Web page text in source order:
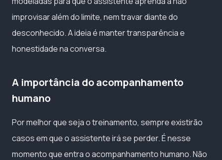
improvisar além do limite, nem travar diante do
desconhecido. A ideia é manter transparência e
honestidade na conversa.
A importância do acompanhamento
humano
Por melhor que seja o treinamento, sempre existirão
casos em que o assistente irá se perder. É nesse
momento que entra o acompanhamento humano. Não